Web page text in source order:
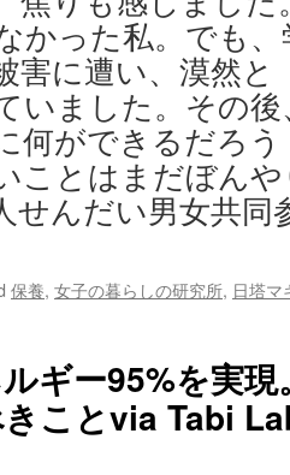
かった私。でも
害に遭い、漠然
いました。その
何ができるだろ
ことはまだぼん
せんだい男女共
保養, 女子の暮らしの研究所, 日塔マ
ギー95%を実
ことvia Tabi